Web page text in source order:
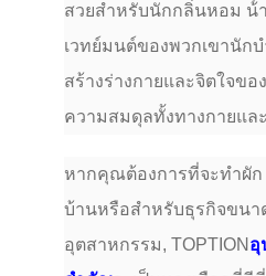
สวยสําหรับนักกลิ่นหอม น้ํ
เวทย์มนต์ของพวกเขานัก
สร้างร่างกายและจิตใจข
ความสมดุลทั้งทางกายแล
หากคุณต้องการที่จะทําผั
บ้านหรือสําหรับธุรกิจขนา
อุตสาหกรรม, TOPTION อุ